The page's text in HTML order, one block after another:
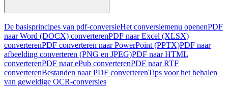
De basisprincipes van pdf-conversieHet conversiemenu openenPDF
naar Word (DOCX) converterenPDF naar Excel (XLSX)
converterenPDF converteren naar PowerPoint (PPTX)PDF naar
afbeelding converteren (PNG en JPEG)PDF naar HTML
converterenPDF naar ePub converterenPDF naar RTF
converterenBestanden naar PDF converterenTips voor het behalen
van geweldige OCR-conversies